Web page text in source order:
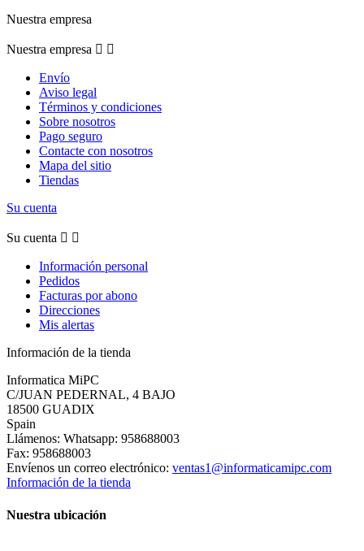
Nuestra empresa
Nuestra empresa  
Envío
Aviso legal
Términos y condiciones
Sobre nosotros
Pago seguro
Contacte con nosotros
Mapa del sitio
Tiendas
Su cuenta
Su cuenta  
Información personal
Pedidos
Facturas por abono
Direcciones
Mis alertas
Información de la tienda
Informatica MiPC
C/JUAN PEDERNAL, 4 BAJO
18500 GUADIX
Spain
Llámenos: Whatsapp: 958688003
Fax: 958688003
Envíenos un correo electrónico: ventas1@informaticamipc.com
Información de la tienda
Nuestra ubicación